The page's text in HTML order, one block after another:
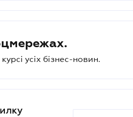
усіх бізнес-новин.